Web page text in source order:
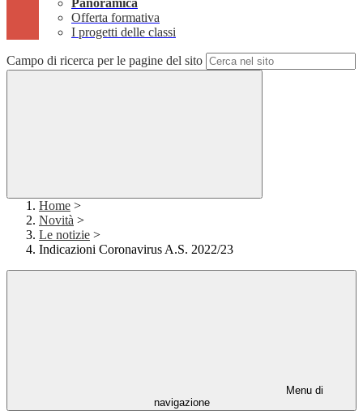
Panoramica
Offerta formativa
I progetti delle classi
Campo di ricerca per le pagine del sito
Home >
Novità >
Le notizie >
Indicazioni Coronavirus A.S. 2022/23
Menu di
navigazione